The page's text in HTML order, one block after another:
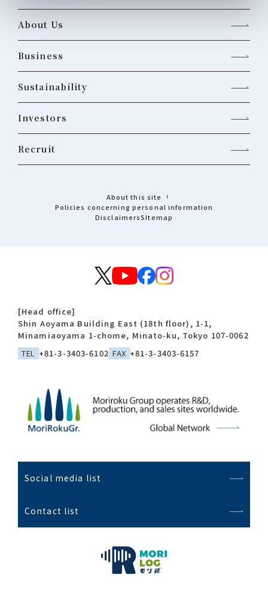
[Head office]
Shin Aoyama Building East (18th floor), 1-1,
Minamiaoyama 1-chome, Minato-ku, Tokyo 107-0062
TEL
+81-3-3403-6102 FAX +81-3-3403-6157
Social media list
Contact list
About Us
Business
Sustainability
Investors
Recruit
About this site
Policies concerning personal information
DisclaimersSitemap